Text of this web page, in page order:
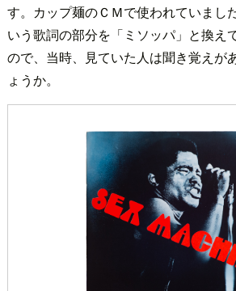
す。カップ麺のＣＭで使われていまし
いう歌詞の部分を「ミソッパ」と換え
ので、当時、見ていた人は聞き覚えが
ょうか。